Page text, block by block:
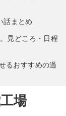
話まとめ
見どころ・日程
るおすすめの過
場